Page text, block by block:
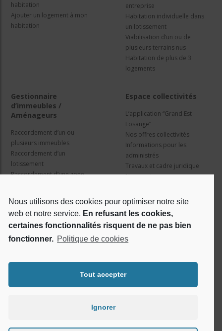
Nous utilisons des cookies pour optimiser notre site
web et notre service. En refusant les cookies,
certaines fonctionnalités risquent de ne pas bien
fonctionner. Politique de cookies
Tout accepter
Ignorer
habitation
Ajouter un logement à mon
habitation
entreprise
Habitation individuelle dans
un lotissement
Viabilisation d’un ou de
plusieurs terrains nus
Habitation de plus de 3
logements
Gestionnaire
d’immeubles /
Aménageurs
Raccordement d’un ou
plusieurs immeubles
Raccordement d’un
lotissement
Raccordement d’une zone
Espace collectivités
L’application “Grand Est
Losange”
Nos offres collectivités
Informations pour les
administrés
Travaux et cadre juridique
Nos services
Qui sommes nous ?
Le projet Losange
Réseaux sociaux